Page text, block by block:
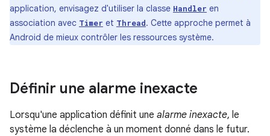
application, envisagez d'utiliser la classe Handler en
association avec Timer et Thread. Cette approche permet à
Android de mieux contrôler les ressources système.
Définir une alarme inexacte
Lorsqu'une application définit une alarme inexacte, le
système la déclenche à un moment donné dans le futur.